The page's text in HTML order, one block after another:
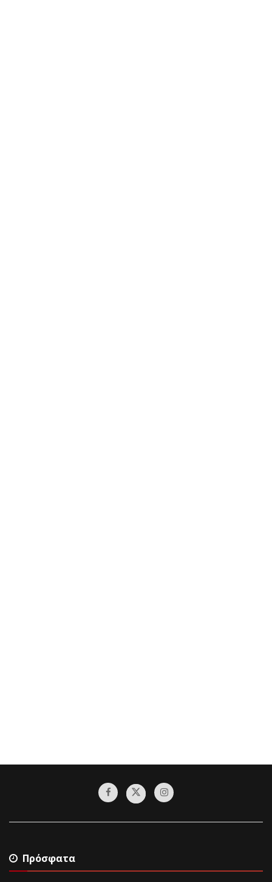
Πρόσφατα